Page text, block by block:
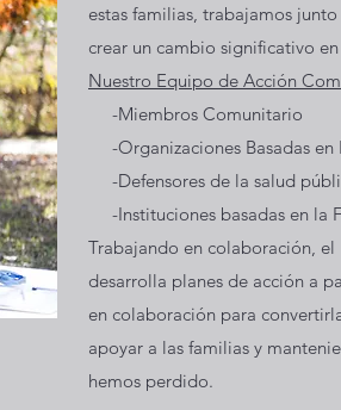
estas familias, trabajamos
crear un cambio significativo
Nuestro Equipo de Acción
-Miembros Comunitario -
-Organizaciones Basadas
-Defensores de la salud
-Instituciones basadas en la
Trabajando en colaboración,
desarrolla planes de acción a
en colaboración para
apoyar a las familias y
hemos perdido.